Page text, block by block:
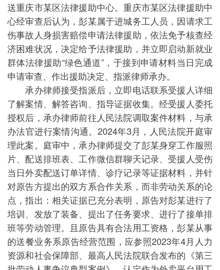
送重庆市某区法律援助中心。重庆市某区法律援助中
心经审查后认为，彭某属于进城务工人员，因请求工
伤事故人身损害赔偿申请法律援助，依法免予核查经
济困难状况，决定给予法律援助，并立即启动新就业
群体法律援助“绿色通道”，于接到申请材料当日完成
申请审查、作出援助决定、指派律师承办。
承办律师接受指派后，立即电话联系受援人详细
了解案情、解答咨询、指导证据收集。经受援人委托
授权后，承办律师前往人民法院调取案件材料，与承
办法官进行案情沟通。2024年3月，人民法院开庭审
理此案。庭审中，承办律师提交了彭某身穿工作服照
片、配送排班表、工作微信群聊天记录、受援人受伤
当日外卖配送订单详情、诊疗记录等证据材料，并针
对原告方提出的双方系合作关系，而非劳动关系的论
点，指出：相关证据已充分表明，原告对彭某进行了
培训、发放了装备、提出了任务要求、进行了接单排
班等劳动管理。且原告具有合法用工资格，彭某从事
的送餐业务系原告经营范围，应参照2023年4月人力
资源和社会保障部、最高人民法院联合发布的《第三